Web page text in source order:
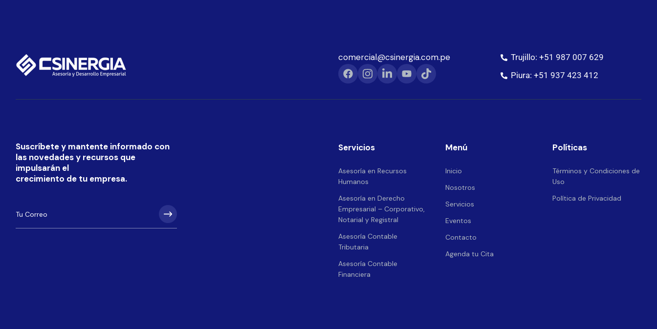
comercial@csinergia.com.pe
Trujillo: +51 987 007 629
Piura: +51 937 423 412
Suscríbete y mantente informado con
las novedades y recursos que
impulsarán el
crecimiento de tu empresa.
Servicios
Asesoría en Recursos
Humanos
Asesoría en Derecho
Empresarial – Corporativo,
Notarial y Registral
Asesoría Contable
Tributaria
Asesoría Contable
Financiera
Menú
Inicio
Nosotros
Servicios
Eventos
Contacto
Agenda tu Cita
Políticas
Términos y Condiciones de
Uso
Política de Privacidad